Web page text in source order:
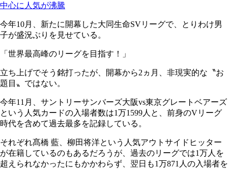
中心に人気が沸騰
今年10月、新たに開幕した大同生命SVリーグで、とりわけ男
子が盛況ぶりを見せている。
「世界最高峰のリーグを目指す！」
立ち上げでそう銘打ったが、開幕から2ヵ月、非現実的な〝お
題目〟ではない。
今年11月、サントリーサンバーズ大阪vs東京グレートベアーズ
という人気カードの入場者数は1万1599人と、前身のVリーグ
時代を含めて過去最多を記録している。
それぞれ髙橋 藍、柳田将洋という人気アウトサイドヒッター
が在籍しているのもあるだろうが、過去のリーグでは1万人を
超えられなかったにもかかわらず、翌日も1万871人の入場者を